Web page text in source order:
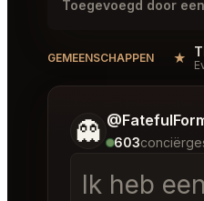
Toegevoegd door
GEMEENSCHAPPEN ★
👻 603
Ik heb
Vertel me wat je